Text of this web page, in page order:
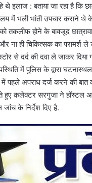
थे इलाज : बताया जा रहा है कि
में भली भांती उपचार कराने थे
तकलीफ होने के बावजूद
ना ही चिकित्सक का परामर्श
से दर्द की दवा ले जाकर
में पुलिस के द्वारा
पहले अपराध दर्ज करने की बात
हुए कलेक्टर सरगुजा ने हॉस्टल
जांच के निर्देश दिए है.